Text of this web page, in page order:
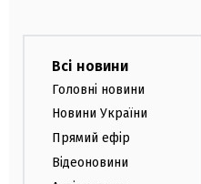
Всі новини
Головні новини
Новини України
Прямий ефір
Відеоновини